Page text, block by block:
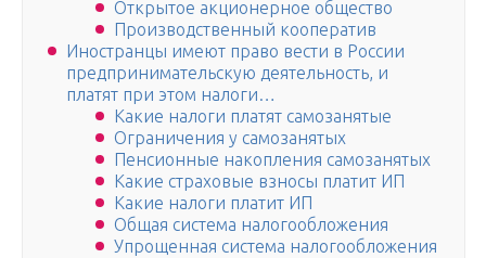
Открытое акционерное общество
Производственный кооператив
Иностранцы имеют право вести в России
предпринимательскую деятельность, и
платят при этом налоги…
Какие налоги платят самозанятые
Ограничения у самозанятых
Пенсионные накопления самозанятых
Какие страховые взносы платит ИП
Какие налоги платит ИП
Общая система налогообложения
Упрощенная система налогообложения